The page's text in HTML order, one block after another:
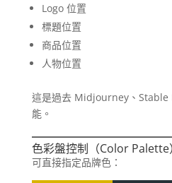
Logo 位置
標題位置
商品位置
人物位置
這是過去 Midjourney、Stable
能。
色彩盤控制（Color Palette）
可直接指定品牌色：